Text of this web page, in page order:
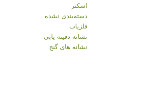
اسکنر
دسته‌بندی نشده
فلزیاب
نشانه دفینه یابی
نشانه های گنج